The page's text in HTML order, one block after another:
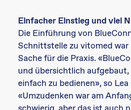
Einfacher Einstieg und viel
Die Einführung von
Schnittstelle zu vitomed war
Sache für die Praxis.
und übersichtlich
einfach zu bedienen», so
«Umzudenken war am